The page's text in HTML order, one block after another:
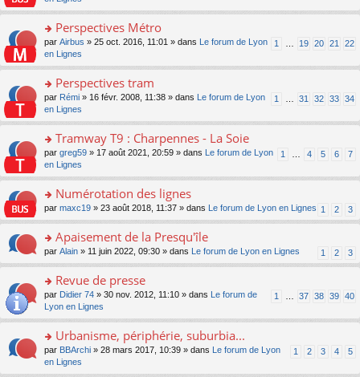
nt
ré
c
e
nt
lu
le
u
c
e
nt
n
o
n
lu
le
u
c
e
nt
m
e
s
s
a
n
o
n
lu
le
u
c
e
nt
s
er
le
m
e
s
s
a
n
o
n
lu
le
u
ré
c
e
o
n
s
er
le
m
e
s
s
a
n
o
n
lu
pl
s
ré
e
Perspectives Métro
1 19 20 21 22
par Airbus » 25 oct. 2016, 11:01 » dans
Le forum de Lyon
en Lignes
o
n
s
er
le
m
e
s
s
e
n
o
n
le
pl
s
ré
c
e
Perspectives tram
1 31 32 33 34
par Rémi » 16 févr. 2008, 11:38 » dans
Le forum de Lyon
en Lignes
o
n
s
er
le
m
e
s
g
e
n
o
n
le
Tramway T9 : Charpennes - La Soie
1 4 5 6 7
par greg59 » 17 août 2021, 20:59 » dans
Le forum de Lyon
en Lignes
o
n
ult
er
le
m
e
s
g
e
n
Numérotation des lignes
1 2 3
par maxc19 » 23 août 2018, 11:37 » dans Le forum de Lyon en Lignes
o
n
ult
er
le
m
e
s
s
Apaisement de la Presqu'île
1 2 3
par Alain » 11 juin 2022, 09:30 » dans Le forum de Lyon en Lignes
o
s
er
le
m
Revue de presse
1 37 38 39 40
par Didier 74 » 30 nov. 2012, 11:10 » dans
Le forum de
Lyon en Lignes
o
n
s
Urbanisme, périphérie, suburbia...
1 2 3 4 5
par BBArchi » 28 mars 2017, 10:39 » dans
Le forum de Lyon
en Lignes